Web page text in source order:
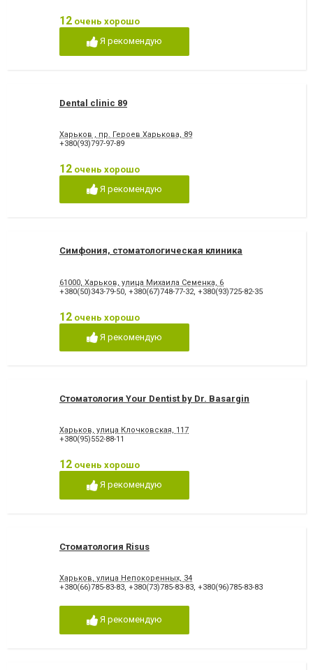
12 очень хорошо
Я рекомендую
Dental clinic 89
Харьков , пр. Героев Харькова, 89
+380(93)797-97-89
12 очень хорошо
Я рекомендую
Симфония, стоматологическая клиника
61000, Харьков, улица Михаила Семенка, 6
+380(50)343-79-50 +380(67)748-77-32 +380(93)725-82-35
12 очень хорошо
Я рекомендую
Стоматология Your Dentist by Dr. Basargin
Харьков, улица Клочковская, 117
+380(95)552-88-11
12 очень хорошо
Я рекомендую
Стоматология Risus
Харьков, улица Непокоренных, 34
+380(66)785-83-83, +380(73)785-83-83, +380(96)785-83-83
Я рекомендую